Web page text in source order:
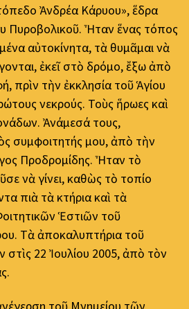
Ἀνδρέα Κάρυου», ἕδρα
Πυροβολικοῦ. Ἦταν ἕνας τόπος
αὐτοκίνητα, τὰ θυμᾶμαι νὰ
ἐκεῖ στὸ δρόμο, ἔξω ἀπὸ
πρὶν τὴν ἐκκλησία τοῦ Ἁγίου
νεκρούς. Τοὺς ἥρωες καὶ
Ἀνάμεσά τους,
συμφοιτητής μου, ἀπὸ τὴν
Προδρομίδης. Ἦταν τὸ
νὰ γίνει, καθὼς τὸ τοπίο
πιὰ τὰ κτήρια καὶ τὰ
Ἑστιῶν τοῦ
Τὰ ἀποκαλυπτήρια τοῦ
στὶς 22 Ἰουλίου 2005, ἀπὸ τὸν